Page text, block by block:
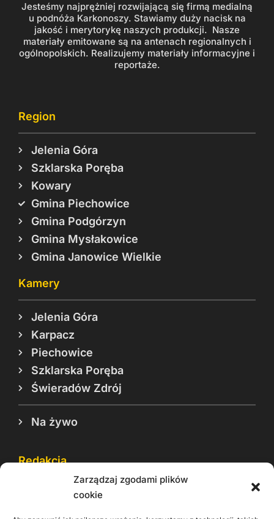
Zarządzaj zgodami plików
cookie
Jesteśmy najprężniej rozwijającą się firmą medialną
u podnóża Karkonoszy. Stawiamy duży nacisk na
jakość i merytorykę naszych produkcji. Nasze
materiały emitowane są na antenach regionalnych i
ogólnopolskich. Realizujemy materiały informacyjne i
reportaże.
Region
Jelenia Góra
Szklarska Poręba
Kowary
Gmina Piechowice
Gmina Podgórzyn
Gmina Mysłakowice
Gmina Janowice Wielkie
Kamery
Jelenia Góra
Karpacz
Piechowice
Szklarska Poręba
Świeradów Zdrój
Na żywo
Redakcja
Reklama